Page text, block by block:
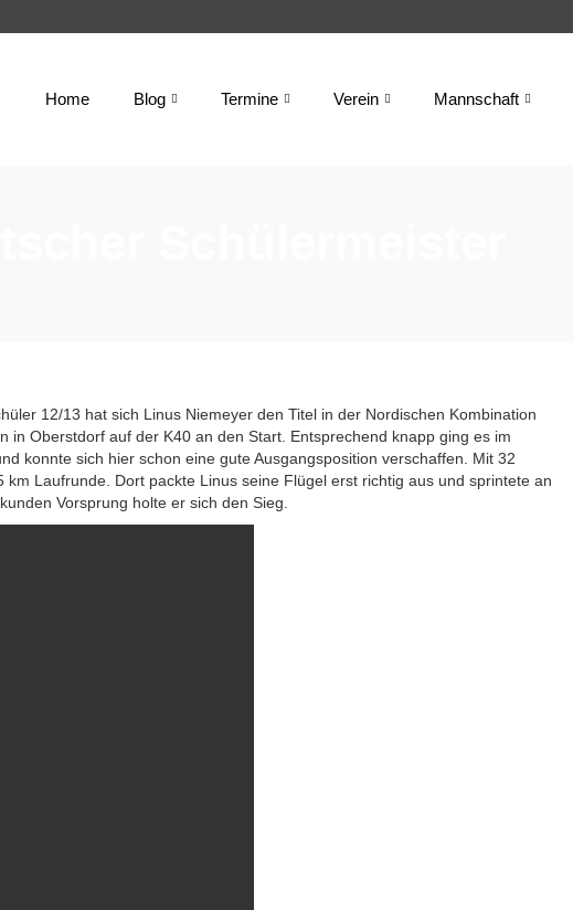
Home Blog Termine Verein Mannschaft
12/13 hat sich Linus Niemeyer den Titel in der Nordischen Kombination
in Oberstdorf auf der K40 an den Start. Entsprechend knapp ging es im
konnte sich hier schon eine gute Ausgangsposition verschaffen. Mit 32
Laufrunde. Dort packte Linus seine Flügel erst richtig aus und sprintete an
Vorsprung holte er sich den Sieg.